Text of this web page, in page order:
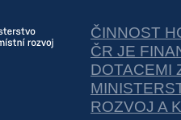
ČINNOST
ČR JE
DOTACEMI
ROZVOJ A